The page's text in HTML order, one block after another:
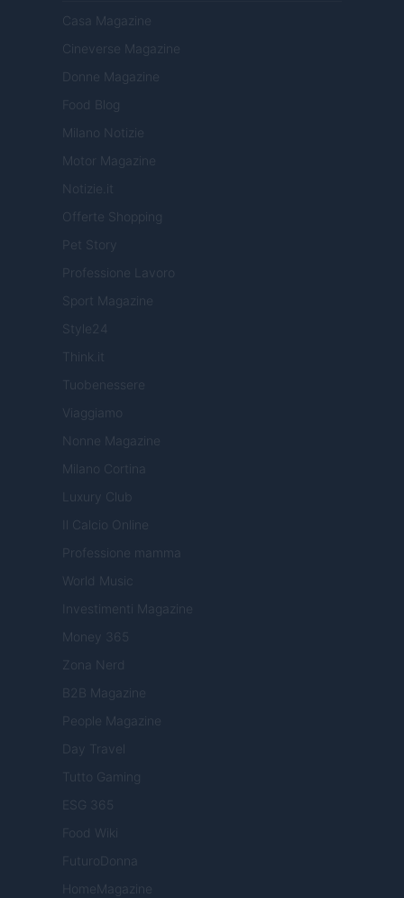
Casa Magazine
Cineverse Magazine
Donne Magazine
Food Blog
Milano Notizie
Motor Magazine
Notizie.it
Offerte Shopping
Pet Story
Professione Lavoro
Sport Magazine
Style24
Think.it
Tuobenessere
Viaggiamo
Nonne Magazine
Milano Cortina
Luxury Club
Il Calcio Online
Professione mamma
World Music
Investimenti Magazine
Money 365
Zona Nerd
B2B Magazine
People Magazine
Day Travel
Tutto Gaming
ESG 365
Food Wiki
FuturoDonna
HomeMagazine